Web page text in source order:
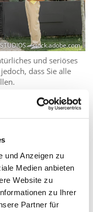
und Anzeigen zu
Medien anbieten
Website zu
zu Ihrer
Partner für
– stock.adobe.com
und seriöses
dass Sie alle
achten
wirken,notieren
Sie sich nicht
die Immobilie
der Garten?